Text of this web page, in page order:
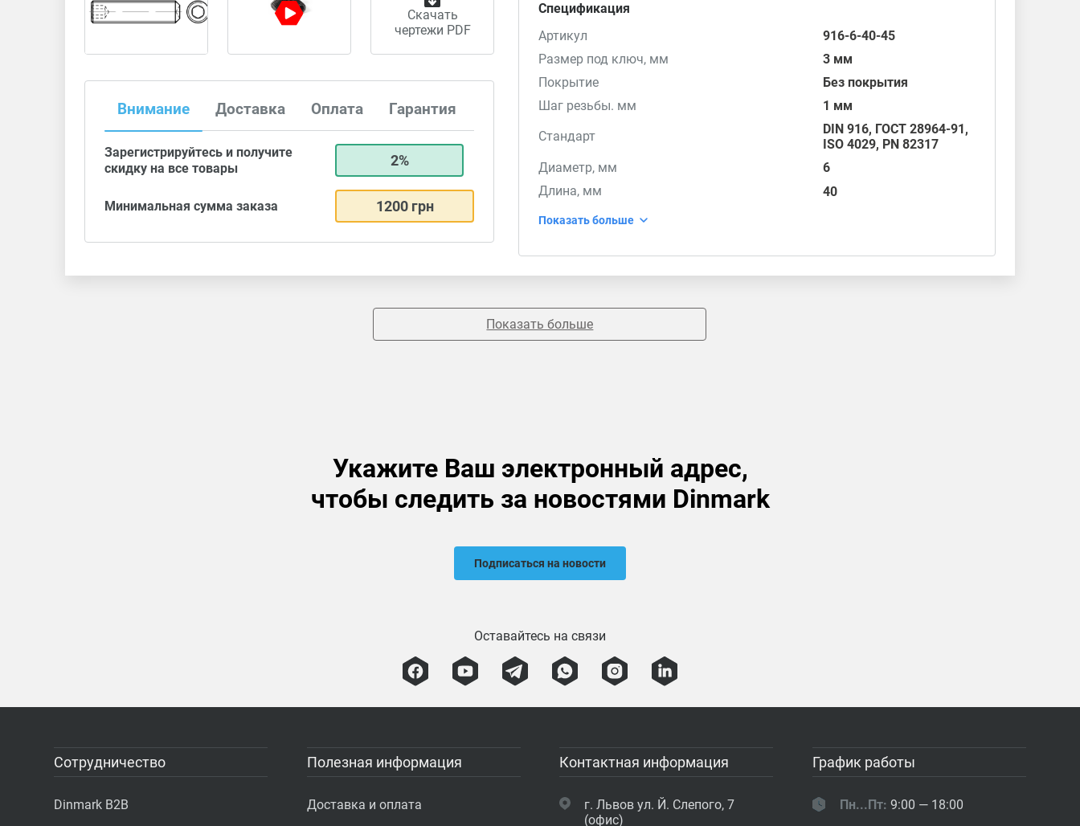
Скачать
чертежи PDF
Внимание Доставка Оплата Гарантия
Зарегистрируйтесь и получите
скидку на все товары
2%
Минимальная сумма заказа 1200 грн
Спецификация
Артикул
916-6-40-45
Размер под ключ, мм
3 мм
Покрытие
Без покрытия
Шаг резьбы. мм
1 мм
Стандарт
DIN 916, ГОСТ 28964-91,
ISO 4029, PN 82317
Диаметр, мм
6
Длина, мм
40
Показать больше
Показать больше
Укажите Ваш электронный адрес,
чтобы следить за новостями Dinmark
Подписаться на новости
Оставайтесь на связи
Сотрудничество
Dinmark B2B
Полезная информация
Доставка и оплата
Контактная информация
г. Львов ул. Й. Слепого, 7
(офис)
График работы
Пн...Пт: 9:00 — 18:00